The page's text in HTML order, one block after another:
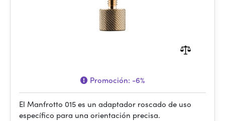
Promoción: -6%
El Manfrotto 015 es un adaptador roscado de uso
específico para una orientación precisa.